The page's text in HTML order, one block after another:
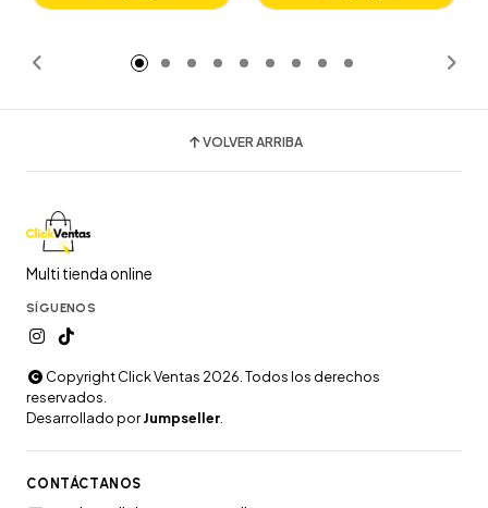
VOLVER ARRIBA
Multi tienda online
SÍGUENOS
Copyright Click Ventas 2026. Todos los derechos
reservados.
Desarrollado porJumpseller
CONTÁCTANOS